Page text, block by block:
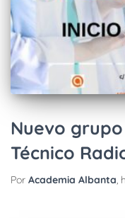
Nuevo grupo
Técnico
Por Academia Albanta,